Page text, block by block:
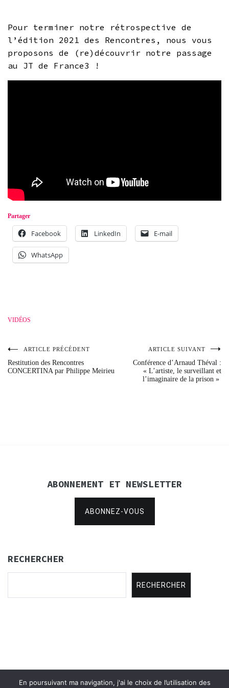
Pour terminer notre rétrospective de
l’édition 2021 des Rencontres, nous vous
proposons de (re)découvrir notre passage
au JT de France3 !
Partager
Facebook LinkedIn E-mail
WhatsApp
VIDÉOS
Navigation
ARTICLE PRÉCÉDENT
Restitution des Rencontres
CONCERTINA par Philippe Meirieu
ARTICLE SUIVANT
Conférence d’Arnaud Théval :
« L’artiste, le surveillant et
l’imaginaire de la prison »
ABONNEMENT ET NEWSLETTER
ABONNEZ-VOUS
RECHERCHER
RECHERCHER
En poursuivant ma navigation, j'ai le choix de l’utilisation des